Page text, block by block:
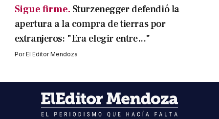
Sigue firme. Sturzenegger defendió la
apertura a la compra de tierras por
extranjeros: "Era elegir entre..."
PorEl Editor Mendoza